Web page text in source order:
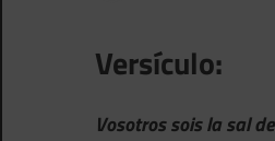
Versículo:
Vosotros sois la sal